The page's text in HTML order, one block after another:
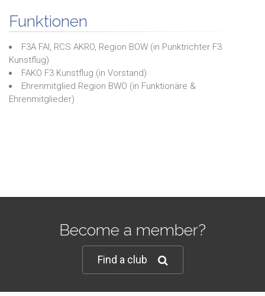
Funktionen
F3A FAI, RCS AKRO, Region BOW (in Punktrichter F3
Kunstflug)
FAKO F3 Kunstflug (in Vorstand)
Ehrenmitglied Region BWO (in Funktionäre &
Ehrenmitglieder)
Become a member?
Find a club